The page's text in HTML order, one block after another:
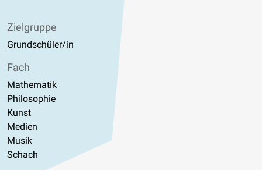
Zielgruppe
Grundschüler/in
Fach
Mathematik
Philosophie
Kunst
Medien
Musik
Schach